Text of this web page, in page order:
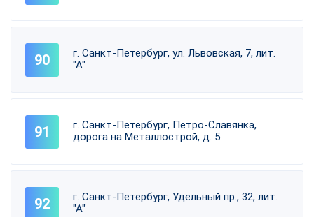
г. Санкт-Петербург, ул. Львовская, 7, лит.
"А"
г. Санкт-Петербург, Петро-Славянка,
дорога на Металлострой, д. 5
г. Санкт-Петербург, Удельный пр., 32, лит.
"А"